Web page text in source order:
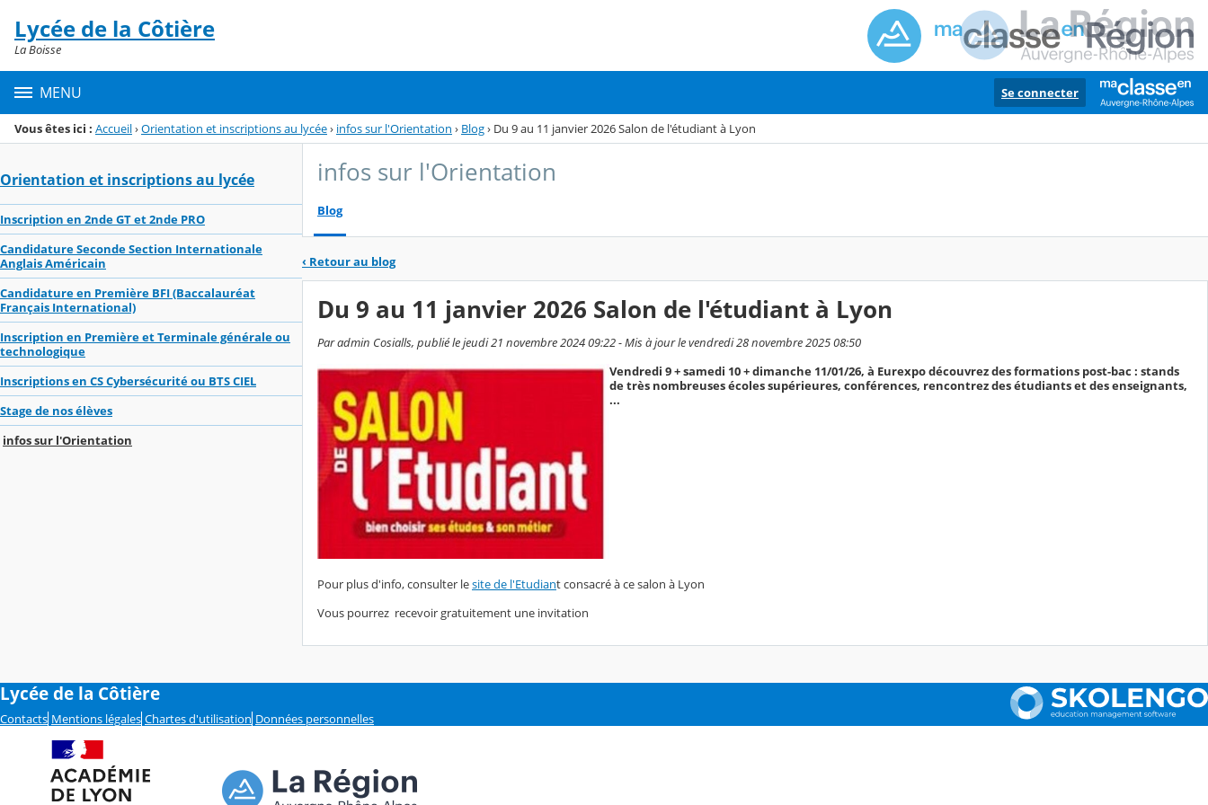
Menu de la rubrique
Contenu
Lycée de la Côtière
La Boisse
MENU Se connecter
Vous êtes ici : Accueil›Orientation et inscriptions au lycée› infos sur l'Orientation › Blog› Du 9 au 11 janvier 2026 Salon de l'étudiant à Lyon
Orientation et inscriptions au lycée
Inscription en 2nde GT et 2nde PRO
Candidature Seconde Section Internationale
Anglais Américain
Candidature en Première BFI (Baccalauréat
Français International)
Inscription en Première et Terminale générale ou
technologique
Inscriptions en CS Cybersécurité ou BTS CIEL
Stage de nos élèves
infos sur l'Orientation
infos sur l'Orientation
Blog
‹ Retour au blog
Du 9 au 11 janvier 2026 Salon de l'étudiant à Lyon
Par admin Cosialls, publié le jeudi 21 novembre 2024 09:22 - Mis à jour le vendredi 28 novembre 2025 08:50
Vendredi 9 + samedi 10 + dimanche 11/01/26, à Eurexpo découvrez des formations post-bac : stands
de très nombreuses écoles supérieures, conférences, rencontrez des étudiants et des enseignants,
...
Pour plus d'info, consulter lesite de l'Etudiant consacré à ce salon à Lyon
Vous pourrez recevoir gratuitement une invitation
Lycée de la Côtière
Contacts Mentions légales Chartes d'utilisation Données personnelles